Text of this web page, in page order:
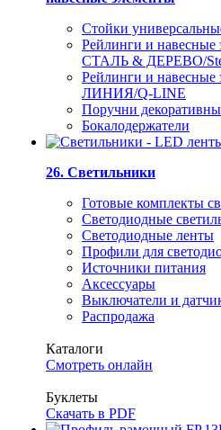
Стойки
Рейлинги и навесные
СТАЛЬ & ДЕРЕВО/
Рейлинги и навесные
ЛИНИЯ/Q-LINE
Поручни
Бокалодержатели
26. Светильники
Готовые комплекты
Светодиодные
Светодиодные ленты
Профили для
Источники питания
Аксессуары
Выключатели и
Распродажа
Каталоги
Смотреть онлайн
Буклеты
Скачать в PDF